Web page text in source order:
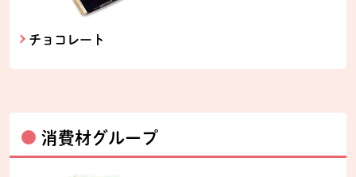
チョコレート
消費材グループ